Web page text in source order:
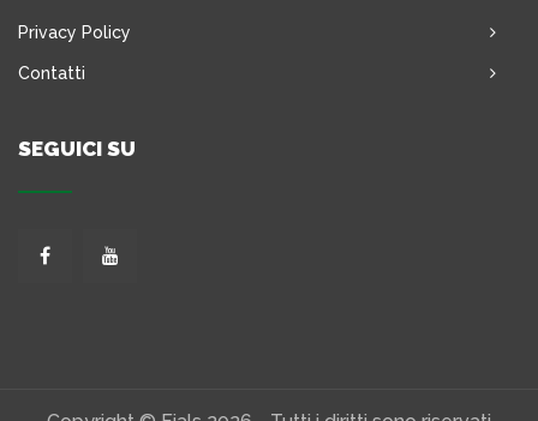
Privacy Policy
Contatti
SEGUICI SU